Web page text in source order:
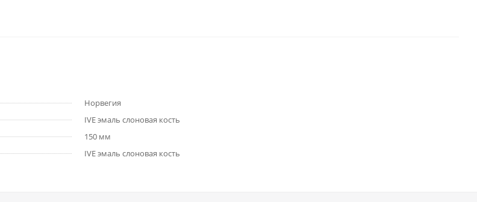
Норвегия
IVE эмаль слоновая кость
150 мм
IVE эмаль слоновая кость